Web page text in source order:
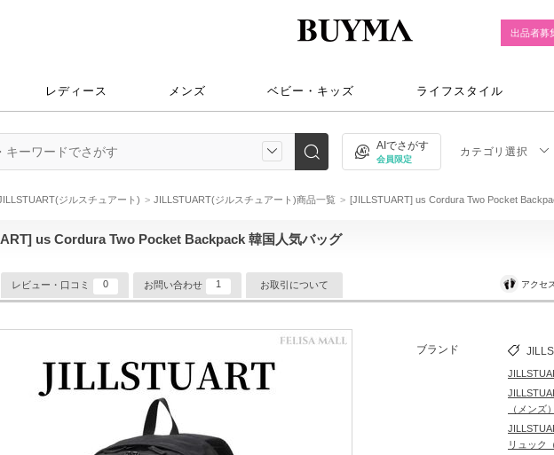
出品者募
レディース メンズ ベビー・キッズ ライフスタイル
AIでさがす
会員限定
カテゴリ選択
ジルスチュアート) JILLSTUART(ジルスチュアート)商品一覧 [JILLSTUART] us Cordura Two Pocket
us Cordura Two Pocket Backpack 韓国人気バッグ
レビュー・口コミ 0 お問い合わせ 1 お取引について アクセ
ブランド
（メンズ）
リュック